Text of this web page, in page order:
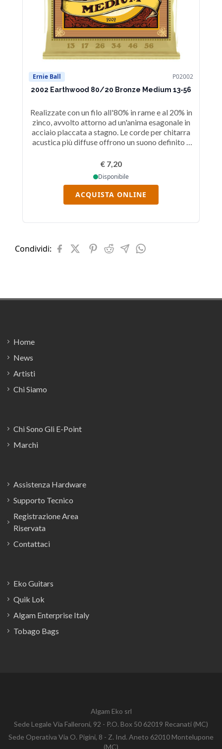
Ernie Ball P02002
2002 Earthwood 80/20 Bronze Medium 13-56
Realizzate con un filo all'80% in rame e al 20% in
zinco, avvolto attorno ad un'anima esagonale in
acciaio placcata a stagno. Le corde per chitarra
acustica più diffuse offrono un suono definito e
.017,
€ 7,20
Disponibile
ACQUISTA ONLINE
Condividi:
Home
News
Artisti
Chi Siamo
Chi Sono Gli E-Point
Marchi
Assistenza Hardware
Supporto Tecnico
Registrazione Area
Riservata
Contattaci
Eko Guitars
Quik Lok
Algam Enterprise Italy
Tobago Bags
Algam Eko srl
Sede Legale Via Falleroni, 92 - P.O. Box 50 62019 Recanati (MC)
Sede Operativa Via O. Pigini, 8 - Z. Ind. Aneto 62010 Montelupone
(MC)